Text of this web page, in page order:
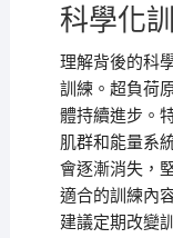
科學化
理解背後的科
訓練。超負荷
體持續進步。
肌群和能量系
會逐漸消失，
適合的訓練內
建議定期改變